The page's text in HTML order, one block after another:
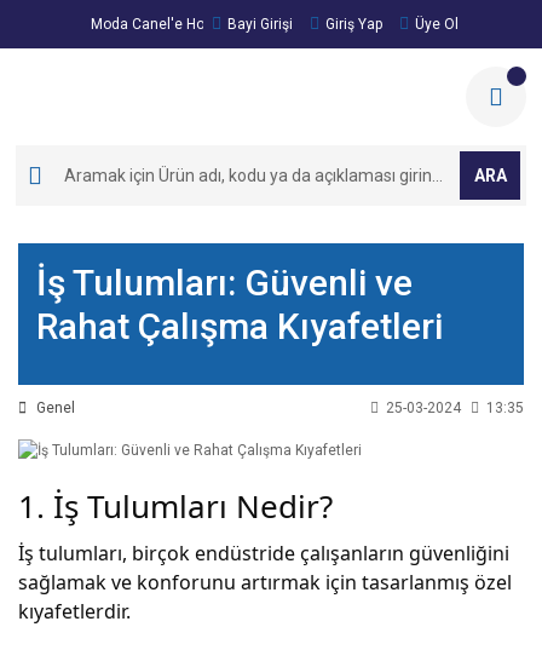
Moda Canel'e Hoşgeldiniz!
Bayi Girişi Giriş Yap Üye Ol
ARA
İş Tulumları: Güvenli ve
Rahat Çalışma Kıyafetleri
Genel 25-03-2024 13:35
1. İş Tulumları Nedir?
İş tulumları, birçok endüstride çalışanların güvenliğini
sağlamak ve konforunu artırmak için tasarlanmış özel
kıyafetlerdir.